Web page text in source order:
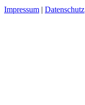
Impressum | Datenschutz